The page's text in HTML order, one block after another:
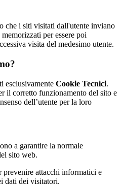
che i siti visitati dall'utente inviano
per essere poi
visita del medesimo utente.
esclusivamente Cookie Tecnici.
il corretto funzionamento del sito e
dell’utente per la loro
a garantire la normale
sito web.
prevenire attacchi informatici e
dati dei visitatori.